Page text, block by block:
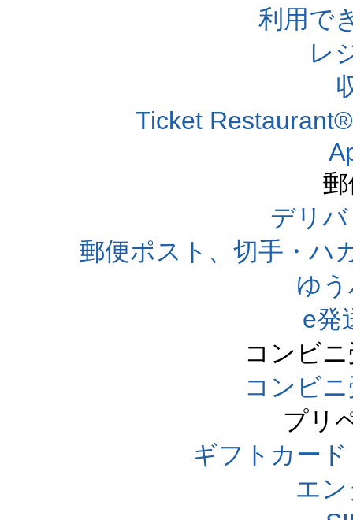
利用で
レ
Ticket
デリ
郵便ポスト、切手・ハ
ゆ
e発
コンビ
コンビ
プリ
ギフトカー
エ